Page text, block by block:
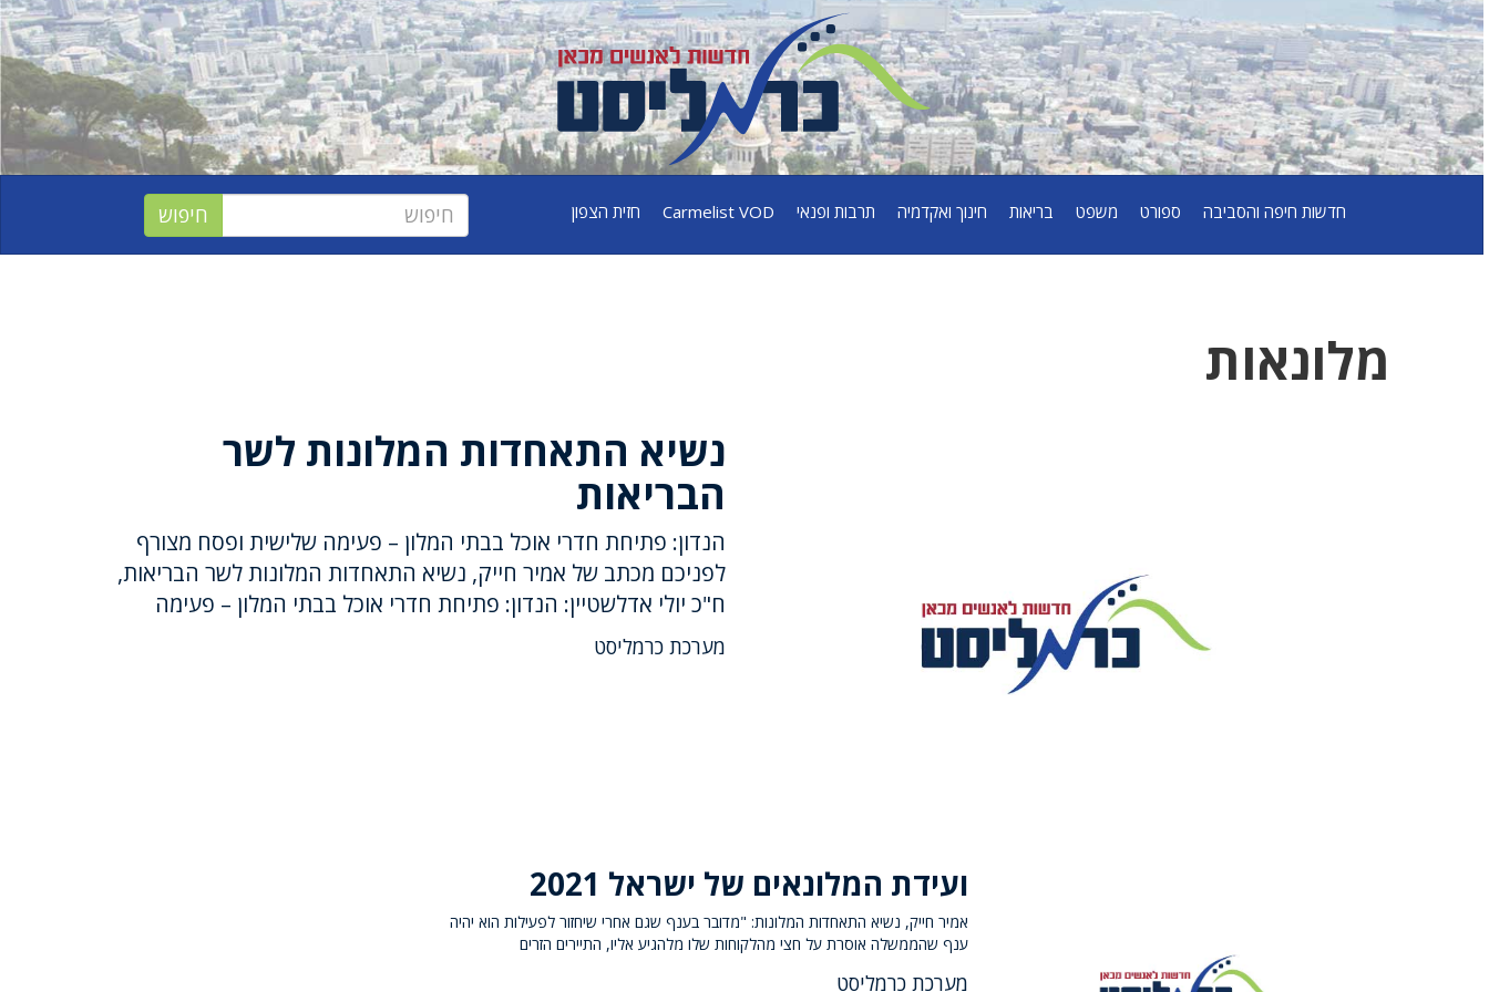
חדשות חיפה והסביבה ספורט משפט בריאות חינוך ואקדמיה תרבות ופנאי Carmelist VOD חזית הצפון
מלונאות
נשיא התאחדות המלונות לשר
הבריאות
הנדון: פתיחת חדרי אוכל בבתי המלון – פעימה שלישית ופסח מצורף
לפניכם מכתב של אמיר חייק, נשיא התאחדות המלונות לשר הבריאות,
ח"כ יולי אדלשטיין: הנדון: פתיחת חדרי אוכל בבתי המלון – פעימה
מערכת כרמליסט
ועידת המלונאים של ישראל 2021
אמיר חייק, נשיא התאחדות המלונות: "מדובר בענף שגם אחרי שיחזור לפעילות הוא יהיה
ענף שהממשלה אוסרת על חצי מהלקוחות שלו מלהגיע אליו, התיירים הזרים
מערכת כרמליסט